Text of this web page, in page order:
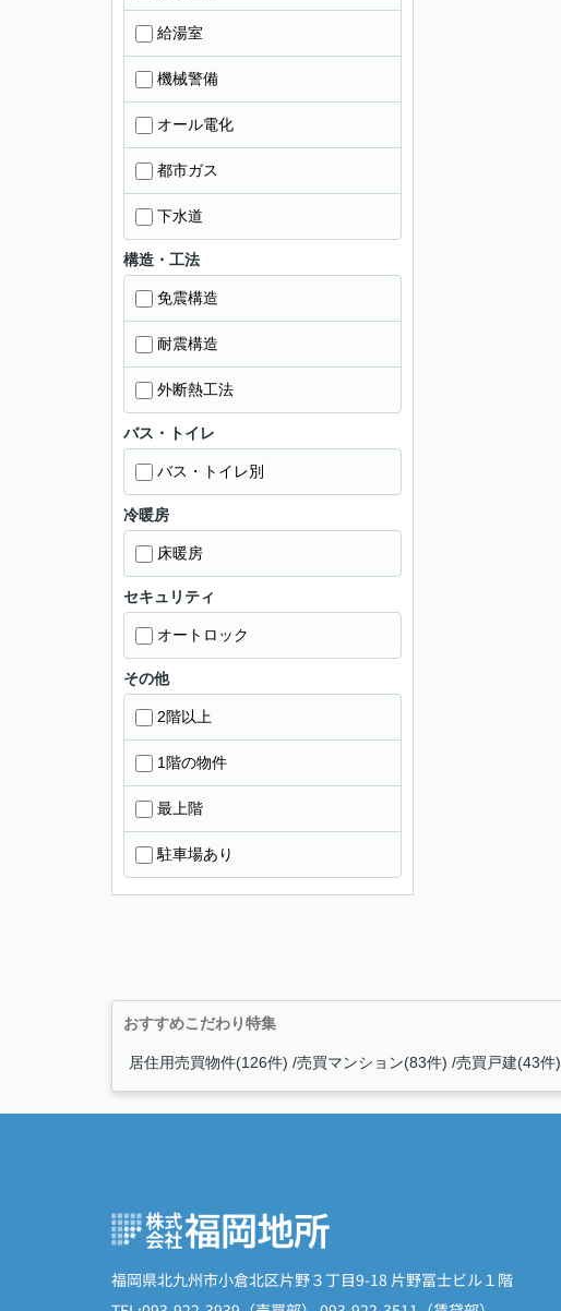
給湯室
機械警備
オール電化
都市ガス
下水道
構造・工法
免震構造
耐震構造
外断熱工法
バス・トイレ
バス・トイレ別
冷暖房
床暖房
セキュリティ
オートロック
その他
2階以上
1階の物件
最上階
駐車場あり
おすすめこだわり特集
居住用売買物件(126件) 売買マンション(83件) 売買戸建(43件)
福岡県北九州市小倉北区片野３丁目9-18 片野冨士ビル１階